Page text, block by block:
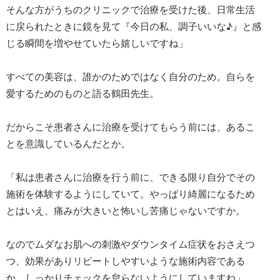
そんな方がうちのクリニックで治療を受けた後、日常生活
に戻られたときに鏡を見て『今日の私、調子いいな♪』と感
じる瞬間を増やせていたら嬉しいですね」
すべての美容は、誰かのためではなく自分のため。自らを
愛するためのものと語る鶴田先生。
だからこそ患者さんに治療を受けてもらう前には、あるこ
とを意識しているんだとか。
「私は患者さんに治療を行う前に、できる限り自分でその
施術を体験するようにしていて。やっぱり綺麗になるため
とはいえ、痛みが大きいと怖いし苦痛じゃないですか。
なのでムダなお肌への刺激やダウンタイム症状をおさえつ
つ、効果がありリピートしやすいような施術内容である
か、しっかりチェックを怠らないようにしていますね」